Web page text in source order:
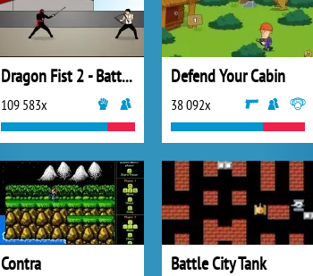
Dragon Fist 2 - Battle for the Blade
109 583x
Defend Your Cabin
38 092x
Contra Battle City Tank